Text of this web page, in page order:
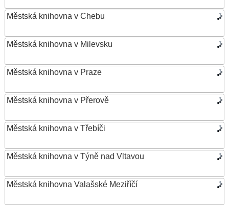
Městská knihovna v Chebu
Městská knihovna v Milevsku
Městská knihovna v Praze
Městská knihovna v Přerově
Městská knihovna v Třebíči
Městská knihovna v Týně nad Vltavou
Městská knihovna Valašské Meziříčí